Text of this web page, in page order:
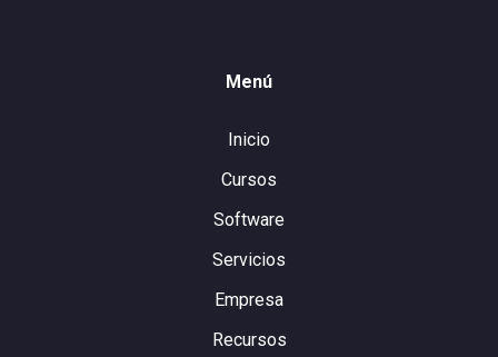
Menú
Inicio
Cursos
Software
Servicios
Empresa
Recursos